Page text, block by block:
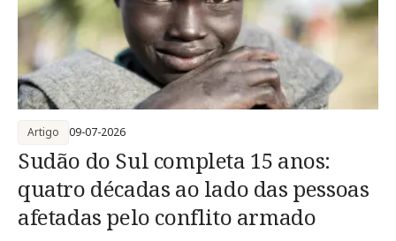
Sudão do Sul completa 15 anos:
quatro décadas ao lado das pessoas
afetadas pelo conflito armado
Artigo 09-07-2026